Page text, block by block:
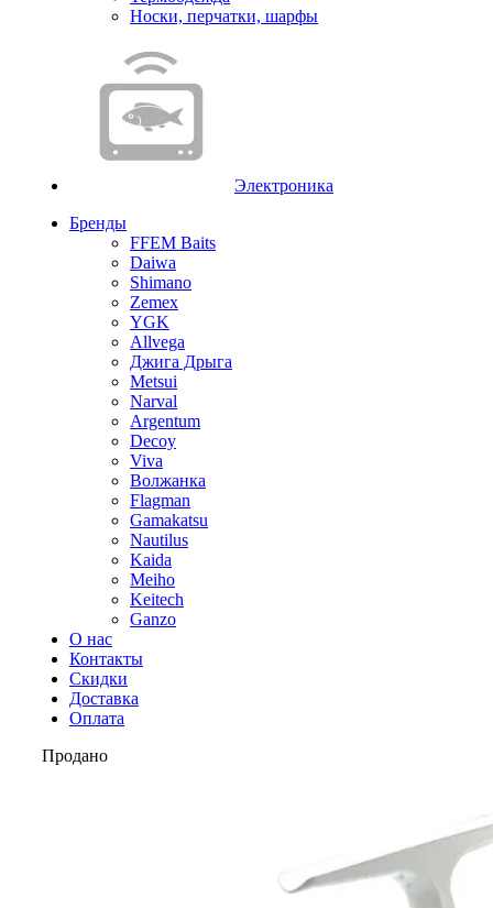
Носки, перчатки, шарфы
Электроника
Бренды
FFEM Baits
Daiwa
Shimano
Zemex
YGK
Allvega
Джига Дрыга
Metsui
Narval
Argentum
Decoy
Viva
Волжанка
Flagman
Gamakatsu
Nautilus
Kaida
Meiho
Keitech
Ganzo
О нас
Контакты
Скидки
Доставка
Оплата
Продано